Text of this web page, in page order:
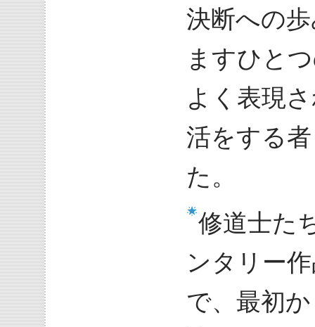
決断への
ますひと
よく表現
活をする
た。
修道士た
ンタリー
で、最初